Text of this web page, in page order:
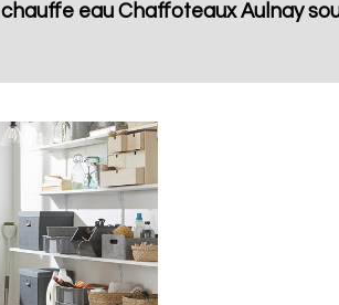
chauffe eau Chaffoteaux Aulnay